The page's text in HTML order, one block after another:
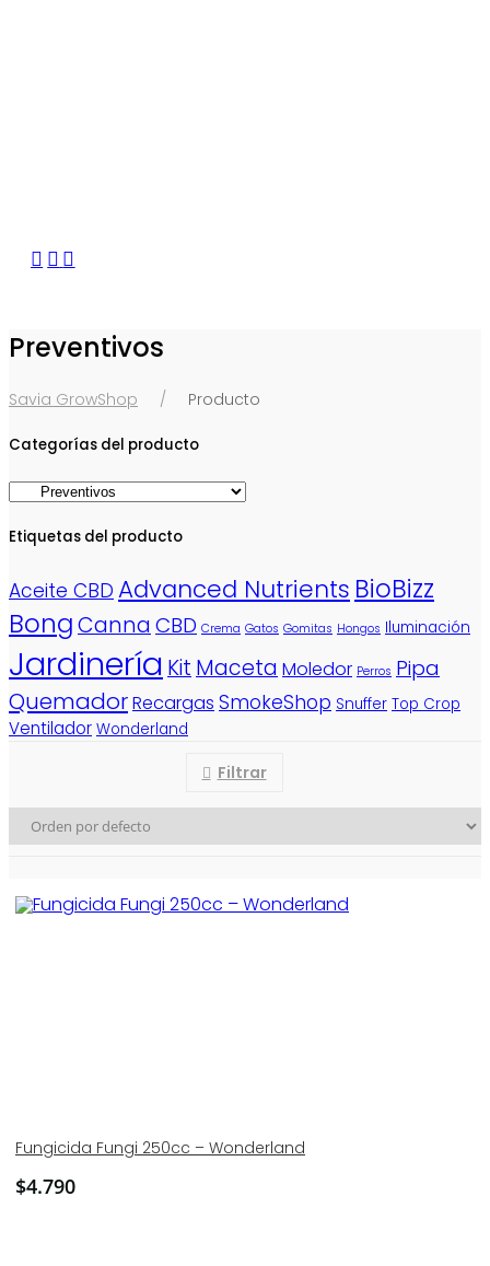
Preventivos
Savia GrowShop Producto
Categorías del producto
Etiquetas del producto
Aceite CBD Advanced Nutrients BioBizz
BongCanna CBD Crema Gatos Gomitas Hongos Iluminación
Jardinería Kit Maceta Moledor Perros Pipa
QuemadorRecargas SmokeShop Snuffer Top Crop
Ventilador Wonderland
Filtrar
Fungicida Fungi 250cc – Wonderland
$4.790